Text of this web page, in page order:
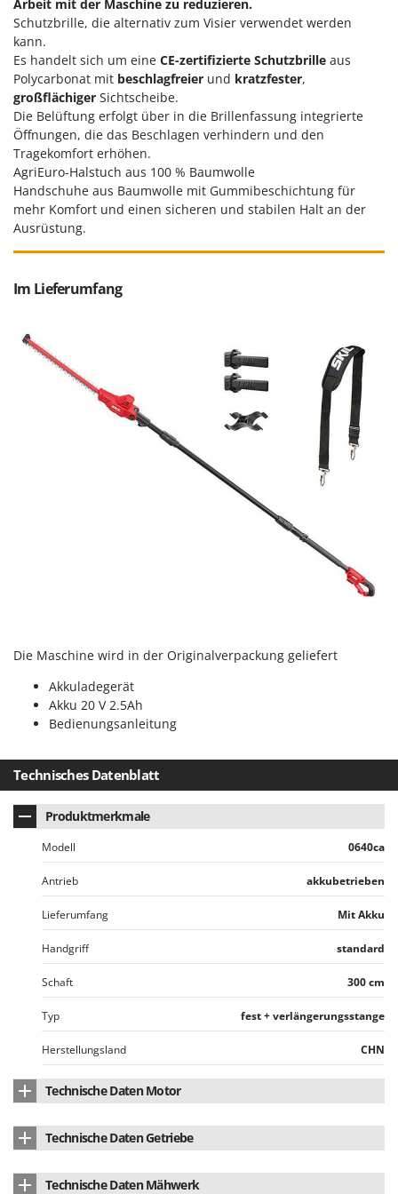
Santos
Schnitzer
Seven Italy
Shark
Shindaiwa
Silky
Simatech
Sirman
Skil
Solidur
Spice Electronics
Spiralmac
Spring Protezione
TecnoGen
Telwin
Tenco
Titania
Tornado
Tre Spade
Trev - Abrek - TecnoVIR
Trotec
Troy-Bilt
Udor
Unger
Verdemax
Vesco
Volpi
W
Waldner
Weber
Arbeit mit der Maschine zu reduzieren.
Schutzbrille, die alternativ zum Visier verwendet werden
kann.
Es handelt sich um eine CE-zertifizierte Schutzbrille aus
Polycarbonat mit beschlagfreier und kratzfester,
großflächiger Sichtscheibe.
Die Belüftung erfolgt über in die Brillenfassung integrierte
Öffnungen, die das Beschlagen verhindern und den
Tragekomfort erhöhen.
AgriEuro-Halstuch aus 100 % Baumwolle
Handschuhe aus Baumwolle mit Gummibeschichtung für
mehr Komfort und einen sicheren und stabilen Halt an der
Ausrüstung.
Im Lieferumfang
Die Maschine wird in der Originalverpackung geliefert
Akkuladegerät
Akku 20 V 2.5Ah
Bedienungsanleitung
Technisches Datenblatt
Produktmerkmale
Modell 0640ca
Antrieb akkubetrieben
Lieferumfang Mit Akku
Handgriff standard
Schaft 300 cm
Typ fest + verlängerungsstange
Herstellungsland CHN
Technische Daten Motor
Motortyp Akkubetrieben
Batterietyp
Technische Daten Getriebe
Technische Daten Mähwerk